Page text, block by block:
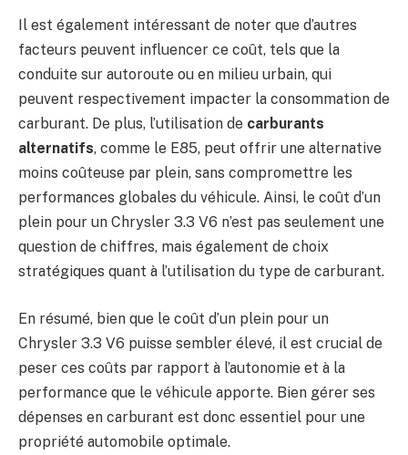
Il est également intéressant de noter que d’autres
facteurs peuvent influencer ce coût, tels que la
conduite sur autoroute ou en milieu urbain, qui
peuvent respectivement impacter la consommation de
carburant. De plus, l’utilisation de carburants
alternatifs, comme le E85, peut offrir une alternative
moins coûteuse par plein, sans compromettre les
performances globales du véhicule. Ainsi, le coût d’un
plein pour un Chrysler 3.3 V6 n’est pas seulement une
question de chiffres, mais également de choix
stratégiques quant à l’utilisation du type de carburant.
En résumé, bien que le coût d’un plein pour un
Chrysler 3.3 V6 puisse sembler élevé, il est crucial de
peser ces coûts par rapport à l’autonomie et à la
performance que le véhicule apporte. Bien gérer ses
dépenses en carburant est donc essentiel pour une
propriété automobile optimale.